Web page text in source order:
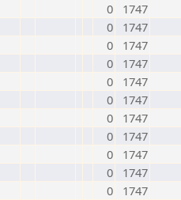
0
1747
0
1747
0
1747
0
1747
0
1747
0
1747
0
1747
0
1747
0
1747
0
1747
0
1747